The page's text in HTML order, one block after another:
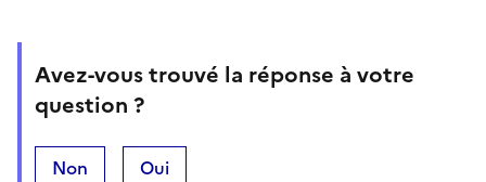
Avez-vous trouvé la réponse à votre
question ?
Non Oui